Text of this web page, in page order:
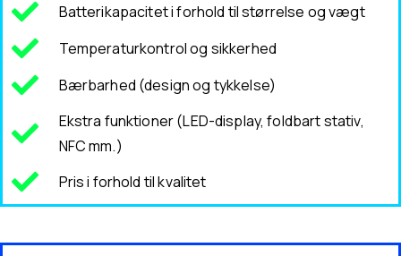
Batterikapacitet i forhold til størrelse og vægt
Temperaturkontrol og sikkerhed
Bærbarhed (design og tykkelse)
Ekstra funktioner (LED-display, foldbart stativ,
NFC mm.)
Pris i forhold til kvalitet